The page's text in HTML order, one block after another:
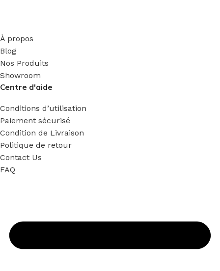
À propos
Blog
Nos Produits
Showroom
Centre d'aide
Conditions d’utilisation
Paiement sécurisé
Condition de Livraison
Politique de retour
Contact Us
FAQ